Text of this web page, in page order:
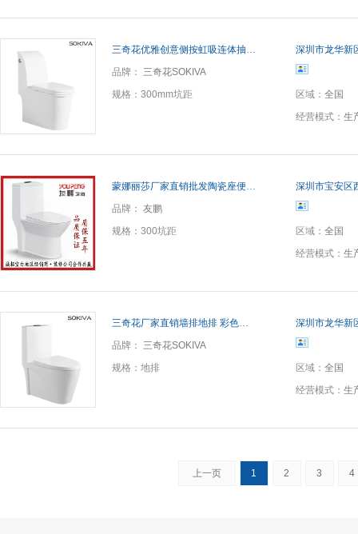
三奇花优雅创意侧按虹吸连体抽水马桶 大口径纳米釉一体坐便器
品牌：
三奇花SOKIVA
规格： 300mm坑距
深圳市龙华新
区域： 全国
经营模式： 生
蒙娜丽莎厂家直销批发陶瓷座便器马桶 超漩式连体坐便器 提供贴牌
品牌： 友鹏
规格： 300坑距
深圳市宝安区
区域： 全国
经营模式： 生
三奇花厂家直销墙排地排 彩色智洁釉一体抽水马桶 超漩连体坐便器
品牌：
三奇花SOKIVA
规格： 地排
深圳市龙华新
区域： 全国
经营模式： 生
上一页 1 2 3 4